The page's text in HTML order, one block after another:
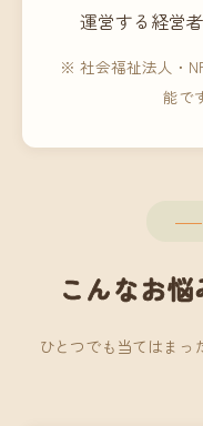
運営する経営
※ 社会福祉法人・
能で
こんなお
ひとつでも当てはまっ